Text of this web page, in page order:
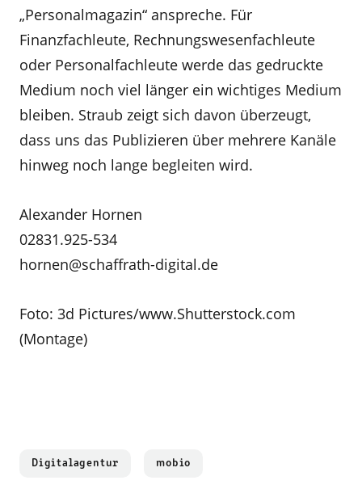
„Personalmagazin“ anspreche. Für
Finanzfachleute, Rechnungswesenfachleute
oder Personalfachleute werde das gedruckte
Medium noch viel länger ein wichtiges Medium
bleiben. Straub zeigt sich davon überzeugt,
dass uns das Publizieren über mehrere Kanäle
hinweg noch lange begleiten wird.
Alexander Hornen
02831.925-534
hornen@schaffrath-digital.de
Foto: 3d Pictures/www.Shutterstock.com
(Montage)
Digitalagentur mobio